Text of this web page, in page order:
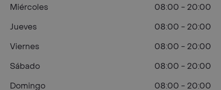
Miércoles
08:00 - 20:00
Jueves
08:00 - 20:00
Viernes
08:00 - 20:00
Sábado
08:00 - 20:00
Domingo
08:00 - 20:00